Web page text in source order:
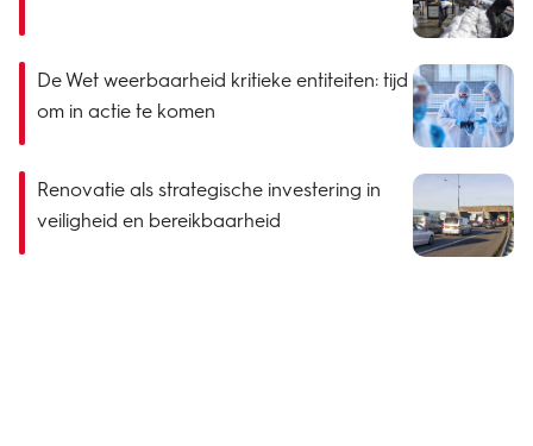
De Wet weerbaarheid kritieke entiteiten: tijd
om in actie te komen
Renovatie als strategische investering in
veiligheid en bereikbaarheid